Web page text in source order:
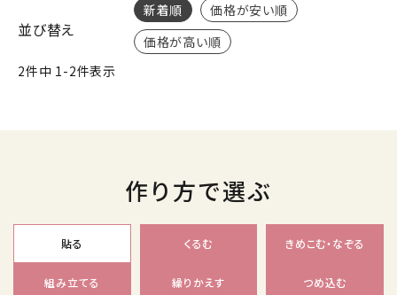
person 会員登録
並び替え
新着順
価格が安い順
価格が高い順
2件中 1-2件表示
作り方で選ぶ
貼る くるむ きめこむ・なぞる
組み立てる 繰りかえす つめ込む